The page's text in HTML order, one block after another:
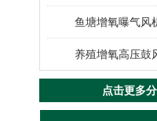
鱼塘增氧曝气风
养殖增氧高压鼓
点击更多